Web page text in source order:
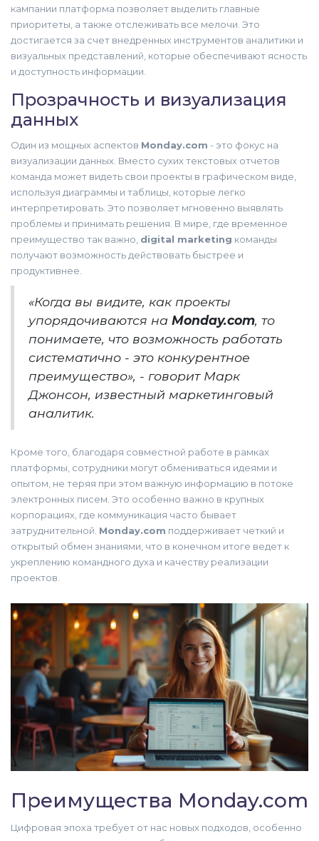
кампании платформа позволяет выделить главные
приоритеты, а также отслеживать все мелочи. Это
достигается за счет внедренных инструментов аналитики и
визуальных представлений, которые обеспечивают ясность
и доступность информации.
Прозрачность и визуализация
данных
Один из мощных аспектов Monday.com - это фокус на
визуализации данных. Вместо сухих текстовых отчетов
команда может видеть свои проекты в графическом виде,
используя диаграммы и таблицы, которые легко
интерпретировать. Это позволяет мгновенно выявлять
проблемы и принимать решения. В мире, где временное
преимущество так важно, digital marketing команды
получают возможность действовать быстрее и
продуктивнее.
«Когда вы видите, как проекты
упорядочиваются на Monday.com, то
понимаете, что возможность работать
систематично - это конкурентное
преимущество», - говорит Марк
Джонсон, известный маркетинговый
аналитик.
Кроме того, благодаря совместной работе в рамках
платформы, сотрудники могут обмениваться идеями и
опытом, не теряя при этом важную информацию в потоке
электронных писем. Это особенно важно в крупных
корпорациях, где коммуникация часто бывает
затруднительной. Monday.com поддерживает четкий и
открытый обмен знаниями, что в конечном итоге ведет к
укреплению командного духа и качеству реализации
проектов.
Преимущества Monday.com
Цифровая эпоха требует от нас новых подходов, особенно